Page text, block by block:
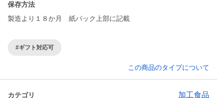
保存方法
#ギフト対応可
この商品のタイプについて
カテゴリ 加工食品